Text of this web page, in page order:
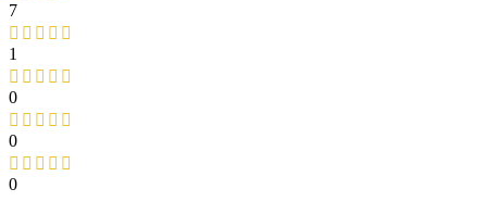
7
1
0
0
0